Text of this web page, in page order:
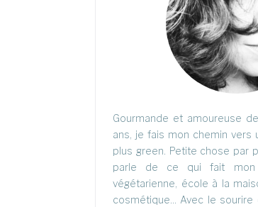
Gourmande et amoureuse
ans, je fais mon chemin vers
plus green. Petite chose par
parle de ce qui fait mon
végétarienne, école à la
cosmétique... Avec le